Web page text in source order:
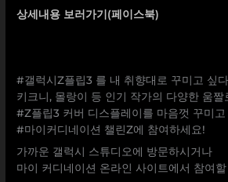
상세내용 보러가기(페이스북)
#갤럭시Z플립3 를 내 취향대로 꾸미고 싶
키크니, 몰랑이 등 인기 작가의 다양한 움짤
#Z플립3 커버 디스플레이를 마음껏 꾸미고
#마이커디네이션 챌린Z에 참여하세요!
가까운 갤럭시 스튜디오에 방문하시거나
마이 커디네이션 온라인 사이트에서 참여